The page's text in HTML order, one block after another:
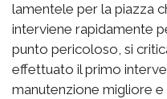
lamentele per la piazza
interviene rapidamente
punto pericoloso, si
effettuato il primo
manutenzione migliore